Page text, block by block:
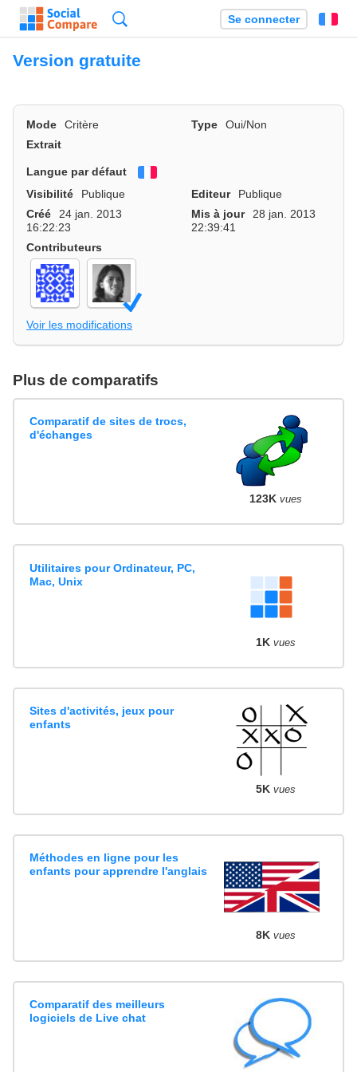
Se connecter
Version gratuite
Mode Critère Type
Oui/Non
Extrait
Langue par défaut
Visibilité
Publique Editeur
Publique
Créé
24 jan. 2013
16:22:23
Mis à jour
28 jan. 2013
22:39:41
Contributeurs
Voir les modifications
Plus de comparatifs
Comparatif de sites de trocs,
d'échanges
123K vues
Utilitaires pour Ordinateur, PC,
Mac, Unix
1K vues
Sites d'activités, jeux pour
enfants
5K vues
Méthodes en ligne pour les
enfants pour apprendre l'anglais
8K vues
Comparatif des meilleurs
logiciels de Live chat